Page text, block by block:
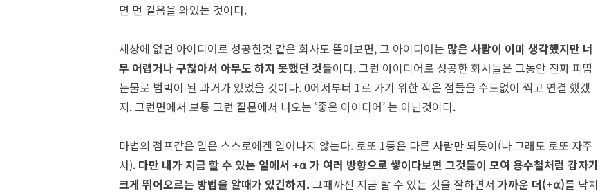
면 먼 걸음을 와있는 것이다.
세상에 없던 아이디어로 성공한것 같은 회사도 뜯어보면, 그 아이디어는 많은 사람이 이미 생각했지만 너
무 어렵거나 구찮아서 아무도 하지 못했던 것들이다. 그런 아이디어로 성공한 회사들은 그동안 진짜 피땀
눈물로 범벅이 된 과거가 있었을 것이다. 0에서부터 1로 가기 위한 작은 점들을 수도없이 찍고 연결 했겠
지. 그런면에서 보통 그런 질문에서 나오는 ‘좋은 아이디어’ 는 아닌것이다.
마법의 점프같은 일은 스스로에겐 일어나지 않는다. 로또 1등은 다른 사람만 되듯이(나 그래도 로또 자주
사). 다만 내가 지금 할 수 있는 일에서 +⍺ 가 여러 방향으로 쌓이다보면 그것들이 모여 용수철처럼 갑자기
크게 뛰어오르는 방법을 알때가 있긴하지. 그때까진 지금 할 수 있는 것을 잘하면서 가까운 더(+⍺)를 닥치